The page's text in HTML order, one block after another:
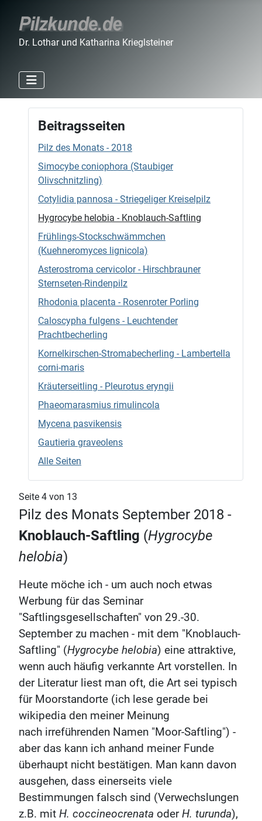
Dr. Lothar und Katharina Krieglsteiner
Beitragsseiten
Pilz des Monats - 2018
Simocybe coniophora (Staubiger
Olivschnitzling)
Cotylidia pannosa - Striegeliger Kreiselpilz
Hygrocybe helobia - Knoblauch-Saftling
Frühlings-Stockschwämmchen
(Kuehneromyces lignicola)
Asterostroma cervicolor - Hirschbrauner
Sternseten-Rindenpilz
Rhodonia placenta - Rosenroter Porling
Caloscypha fulgens - Leuchtender
Prachtbecherling
Kornelkirschen-Stromabecherling - Lambertella
corni-maris
Kräuterseitling - Pleurotus eryngii
Phaeomarasmius rimulincola
Mycena pasvikensis
Gautieria graveolens
Alle Seiten
Seite 4 von 13
Pilz des Monats September 2018 -
Knoblauch-Saftling (Hygrocybe
helobia)
Heute möche ich - um auch noch etwas
Werbung für das Seminar
"Saftlingsgesellschaften" von 29.-30.
September zu machen - mit dem "Knoblauch-
Saftling" (Hygrocybe helobia) eine attraktive,
wenn auch häufig verkannte Art vorstellen. In
der Literatur liest man oft, die Art sei typisch
für Moorstandorte (ich lese gerade bei
wikipedia den meiner Meinung
nach irreführenden Namen "Moor-Saftling") -
aber das kann ich anhand meiner Funde
überhaupt nicht bestätigen. Man kann davon
ausgehen, dass einerseits viele
Bestimmungen falsch sind (Verwechslungen
z.B. mit H. coccineocrenata oderH. turunda),